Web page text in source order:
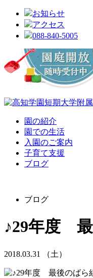
お知らせ
アクセス
088-840-5005
園の紹介
園での生活
入園のご案内
子育て支援
ブログ
ブログ
♪29年度
2018.03.31 （土）